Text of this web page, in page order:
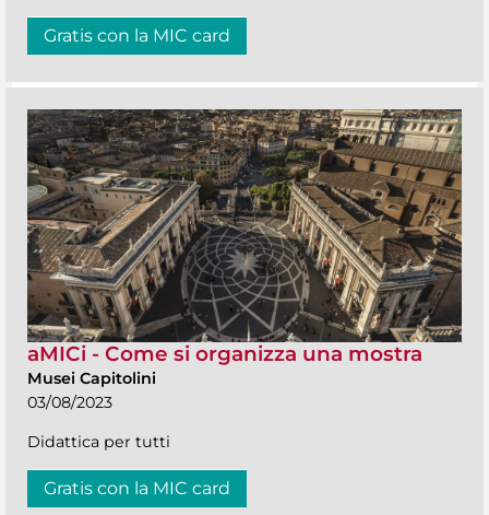
Gratis con la MIC card
aMICi - Come si organizza una mostra
Musei Capitolini
03/08/2023
Didattica per tutti
Gratis con la MIC card